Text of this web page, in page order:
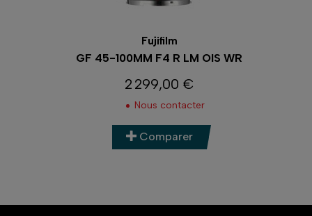
Fujifilm
GF 45-100MM F4 R LM OIS WR
Prix
2 299,00 €
Nous contacter
Comparer